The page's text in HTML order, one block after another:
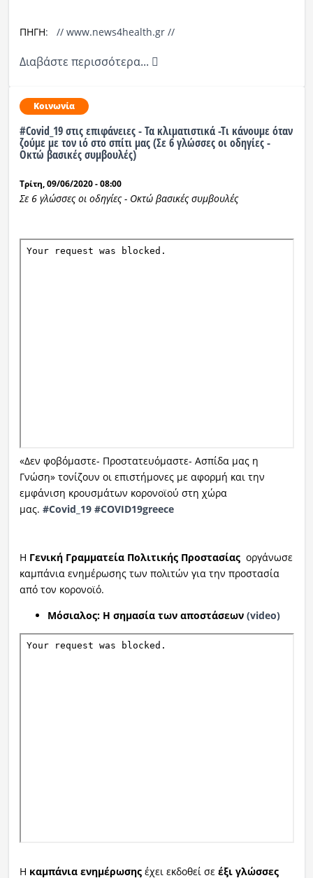
ΠΗΓΗ: // www.news4health.gr //
Διαβάστε περισσότερα...
Κοινωνία
#Covid_19 στις επιφάνειες - Τα κλιματιστικά -Τι κάνουμε όταν
ζούμε με τον ιό στο σπίτι μας (Σε 6 γλώσσες οι οδηγίες -
Οκτώ βασικές συμβουλές)
Τρίτη, 09/06/2020 - 08:00
Σε 6 γλώσσες οι οδηγίες - Οκτώ βασικές συμβουλές
«Δεν φοβόμαστε- Προστατευόμαστε- Ασπίδα μας η
Γνώση» τονίζουν οι επιστήμονες με αφορμή και την
εμφάνιση κρουσμάτων κορονοϊού στη χώρα
μας. #Covid_19 #COVID19greece
Η Γενική Γραμματεία Πολιτικής Προστασίας οργάνωσε
καμπάνια ενημέρωσης των πολιτών για την προστασία
από τον κορονοϊό.
Μόσιαλος: Η σημασία των αποστάσεων(video)
Η καμπάνια ενημέρωσηςέχει εκδοθεί σε έξι γλώσσες